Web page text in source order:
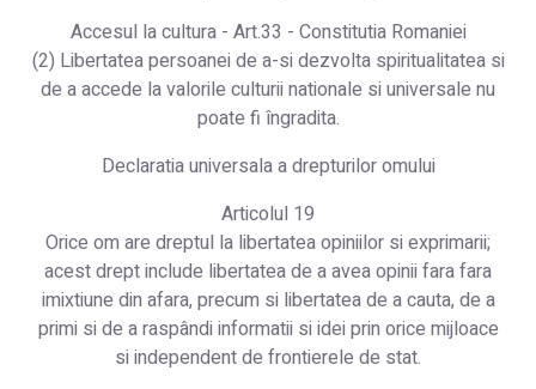
Accesul la cultura - Art.33 - Constitutia Romaniei
(2) Libertatea persoanei de a-si dezvolta spiritualitatea si
de a accede la valorile culturii nationale si universale nu
poate fi îngradita.
Declaratia universala a drepturilor omului
Articolul 19
Orice om are dreptul la libertatea opiniilor si exprimarii;
acest drept include libertatea de a avea opinii fara fara
imixtiune din afara, precum si libertatea de a cauta, de a
primi si de a raspândi informatii si idei prin orice mijloace
si independent de frontierele de stat.